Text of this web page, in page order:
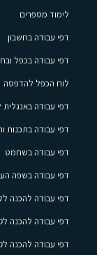
לימוד מספרים
דפי עבודה בחשבון
דפי עבודה בכפל
לוח הכפל להדפסה
דפי עבודה באנגלית
דפי עבודה בתכנות
דפי עבודה בשחמט
דפי עבודה בשפה
דפי עבודה להכנה
דפי עבודה להכנה
דפי עבודה להכנה